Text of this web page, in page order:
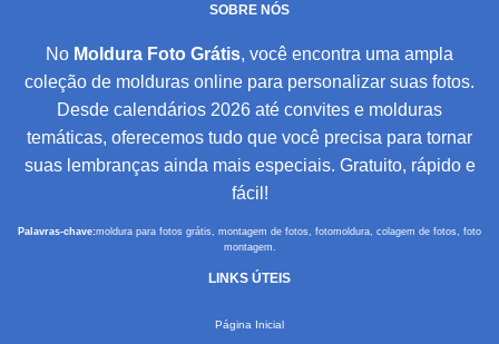
SOBRE NÓS
No Moldura Foto Grátis, você encontra uma ampla
coleção de molduras online para personalizar suas fotos.
Desde calendários 2026 até convites e molduras
temáticas, oferecemos tudo que você precisa para tornar
suas lembranças ainda mais especiais. Gratuito, rápido e
fácil!
Palavras-chave:moldura para fotos grátis, montagem de fotos, fotomoldura, colagem de fotos, foto
montagem.
LINKS ÚTEIS
Página Inicial